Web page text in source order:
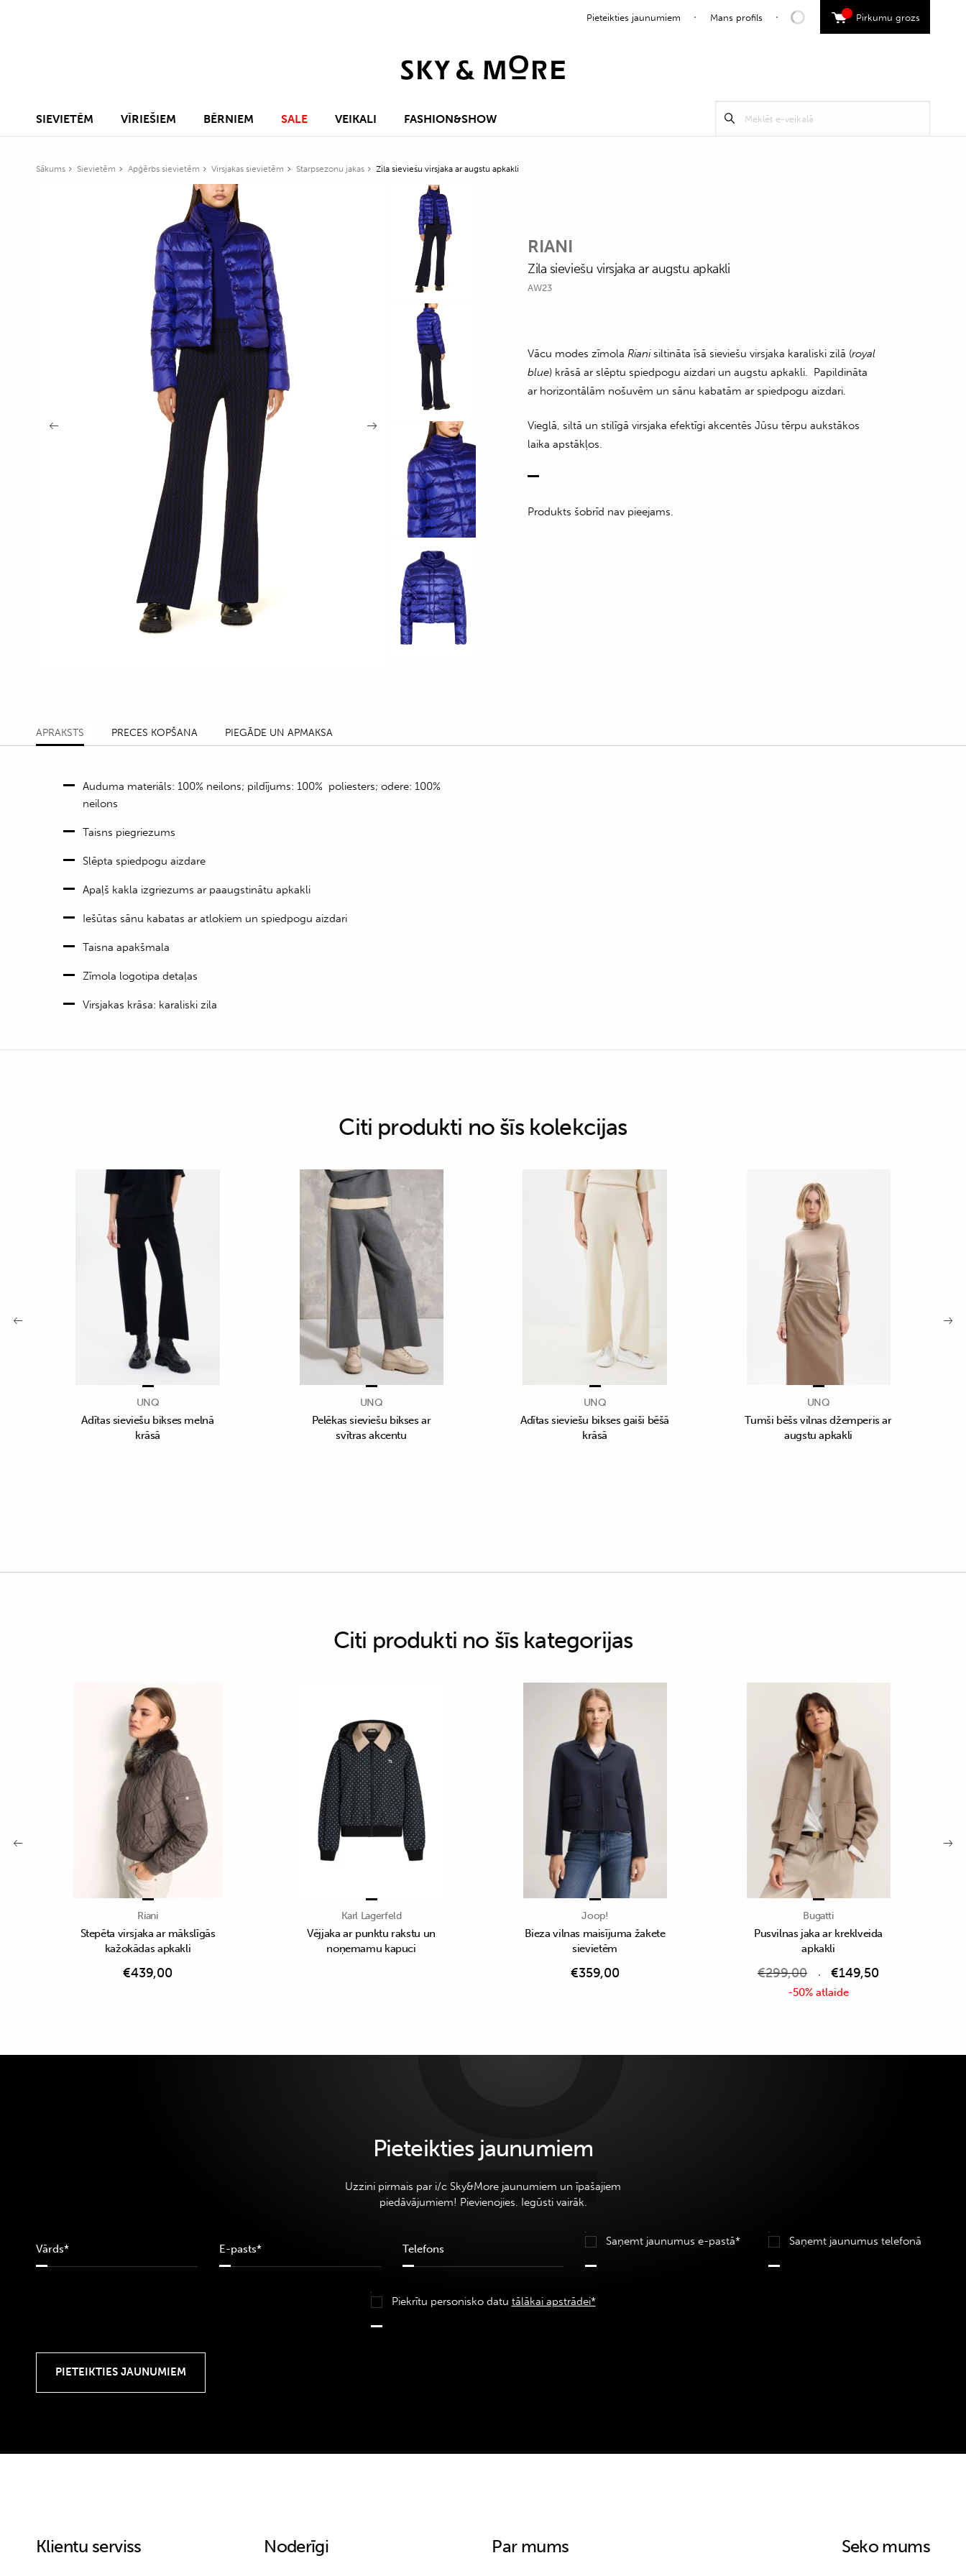
Pieteikties jaunumiem Mans profils Pirkumu grozs
0
SIEVIETĒM VĪRIEŠIEM BĒRNIEM SALE VEIKALI FASHION&SHOW Meklēt
Sākums Sievietēm Apģērbs sievietēm Virsjakas sievietēm Starpsezonu jakas Zila sieviešu virsjaka ar augstu apkakli
RIANI
Zila sieviešu virsjaka ar augstu apkakli
AW23
Vācu modes zīmolaRianisiltināta īsā sieviešu virsjaka karaliski zilā (royal
blue) krāsā ar slēptu spiedpogu aizdari un augstu apkakli. Papildināta
ar horizontālām nošuvēm un sānu kabatām ar spiedpogu aizdari.
Vieglā, siltā un stilīgā virsjaka efektīgi akcentēs Jūsu tērpu aukstākos
laika apstākļos.
Produkts šobrīd nav pieejams.
APRAKSTS PRECES KOPŠANA PIEGĀDE UN APMAKSA
Auduma materiāls: 100% neilons; pildījums: 100% poliesters; odere: 100%
neilons
Taisns piegriezums
Slēpta spiedpogu aizdare
Apaļš kakla izgriezums ar paaugstinātu apkakli
Iešūtas sānu kabatas ar atlokiem un spiedpogu aizdari
Taisna apakšmala
Zīmola logotipa detaļas
Virsjakas krāsa: karaliski zila
Citi produkti no šīs kolekcijas
UNQ
Adītas sieviešu bikses melnā
krāsā
UNQ
Pelēkas sieviešu bikses ar
svītras akcentu
UNQ
Adītas sieviešu bikses gaiši bēšā
krāsā
UNQ
Tumši bēšs vilnas džemperis ar
augstu apkakli
Citi produkti no šīs kategorijas
Riani
Stepēta virsjaka ar mākslīgās
kažokādas apkakli
€439,00
Karl Lagerfeld
Vējjaka ar punktu rakstu un
noņemamu kapuci
Joop!
Bieza vilnas maisījuma žakete
sievietēm
€359,00
Bugatti
Pusvilnas jaka ar kreklveida
apkakli
€299,00 €149,50
-50% atlaide
Pieteikties jaunumiem
Uzzini pirmais par i/c Sky&More jaunumiem un īpašajiem
piedāvājumiem! Pievienojies. Iegūsti vairāk.
Saņemt jaunumus e-pastā* Saņemt jaunumus telefonā
Piekrītu personisko datu tālākai apstrādei*
Klientu serviss Noderīgi Par mums Seko mums